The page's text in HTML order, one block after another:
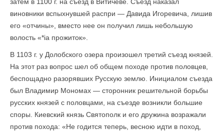
виновники вспыхнувшей распри — Давида Игоревича, лишив
его «отчины», вместо нее он получил лишь небольшую
волость «*ia прожиток».
В 1103 г. у Долобского озера произошел третий съезд князей.
На этот раз вопрос шел об общем походе против половцев,
беспощадно разорявших Русскую землю. Инициалом съезда
был Владимир Мономах — сторонник решительной борьбы
русских князей с половцами, на съезде возникли большие
споры. Киевский князь Святополк и его дружина возражали
против похода: «Не годится теперь, весною идти в поход,